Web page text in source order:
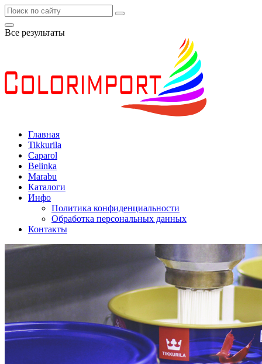
Все результаты
Главная
Tikkurila
Caparol
Belinka
Marabu
Каталоги
Инфо
Политика конфиденциальности
Обработка персональных данных
Контакты